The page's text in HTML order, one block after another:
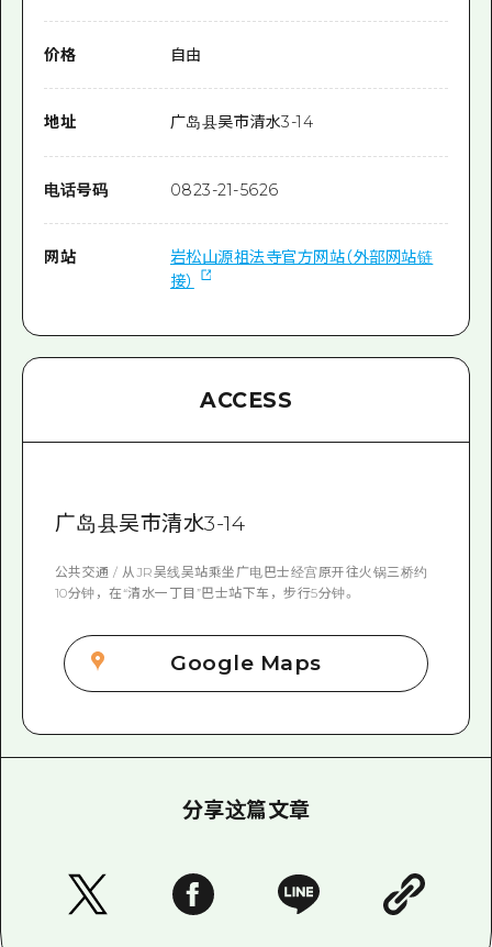
价格 自由
地址 广岛县吴市清水3-14
电话号码 0823-21-5626
网站
岩松山源祖法寺官方网站（外部网站链
接）
ACCESS
广岛县吴市清水3-14
公共交通 / 从JR吴线吴站乘坐广电巴士经宫原开往火锅三桥约
10分钟，在“清水一丁目”巴士站下车，步行5分钟。
Google Maps
分享这篇文章